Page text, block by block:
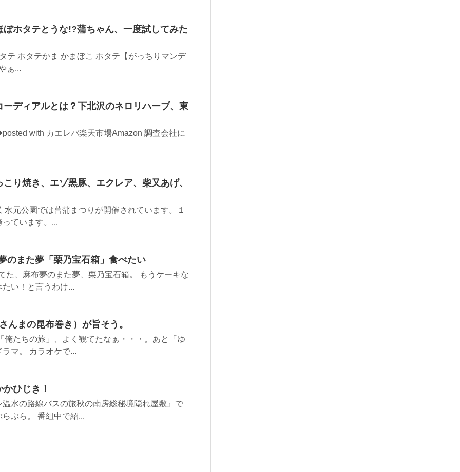
ホタテとうな!?蒲ちゃん、一度試してみた
テ ホタテかま かまぼこ ホタテ【がっちりマンデ
ぁ...
ディアルとは？下北沢のネロリハーブ、東
with カエレバ楽天市場Amazon 調査会社に
り焼き、エゾ黒豚、エクレア、柴又あげ、
元公園では菖蒲まつりが開催されています。１
ています。...
のまた夢「栗乃宝石箱」食べたい
た、麻布夢のまた夢、栗乃宝石箱。 もうケーキな
い！と言うわけ...
んまの昆布巻き）が旨そう。
たちの旅」、よく観てたなぁ・・・。あと「ゆ
マ。 カラオケで...
ひじき！
水の路線バスの旅秋の南房総秘境隠れ屋敷』で
ぶら。 番組中で紹...